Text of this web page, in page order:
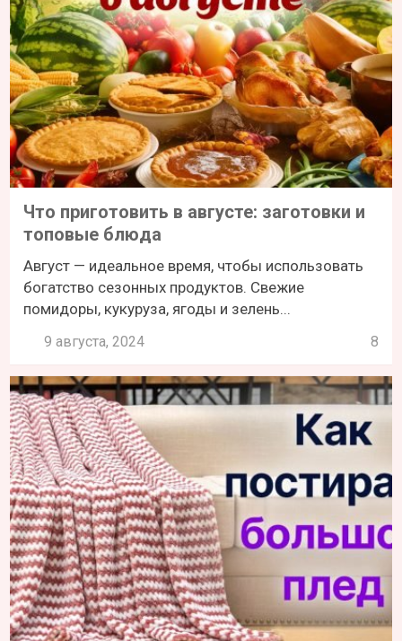
Что приготовить в августе: заготовки и
топовые блюда
Август — идеальное время, чтобы использовать
богатство сезонных продуктов. Свежие
помидоры, кукуруза, ягоды и зелень...
9 августа, 2024 8